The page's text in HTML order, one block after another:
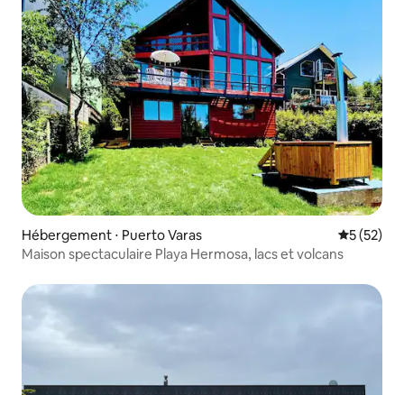
Hébergement ⋅ Puerto Varas
5 (52)
Maison spectaculaire Playa Hermosa, lacs et volcans